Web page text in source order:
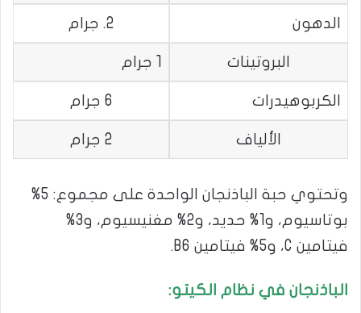
الدهون 2. جرام
البروتينات 1 جرام
الكربوهيدرات 6 جرام
الألياف 2 جرام
وتحتوي حبة الباذنجان الواحدة على مجموع: 5%
بوتاسيوم، و1% حديد، و2% مغنيسيوم، و3%
فيتامين C، و5% فيتامين B6.
الباذنجان في نظام الكيتو: